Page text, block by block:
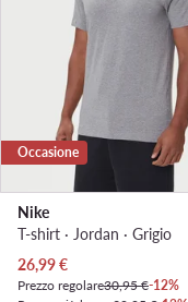
Occasione
Nike
T-shirt · Jordan · Grigio
Prezzo attuale
26,99€
Prezzo regolare30,95 €-12%